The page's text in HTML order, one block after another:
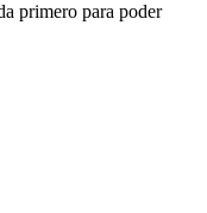
primero para poder